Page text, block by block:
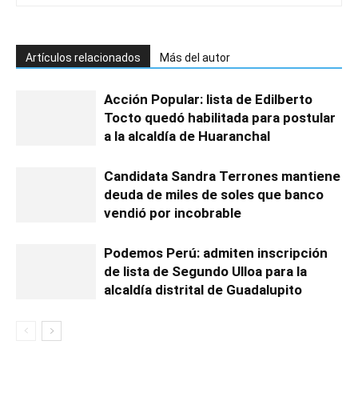
Artículos relacionados Más del autor
Acción Popular: lista de Edilberto
Tocto quedó habilitada para postular
a la alcaldía de Huaranchal
Candidata Sandra Terrones mantiene
deuda de miles de soles que banco
vendió por incobrable
Podemos Perú: admiten inscripción
de lista de Segundo Ulloa para la
alcaldía distrital de Guadalupito